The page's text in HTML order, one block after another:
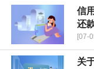
信
还
[07-
关